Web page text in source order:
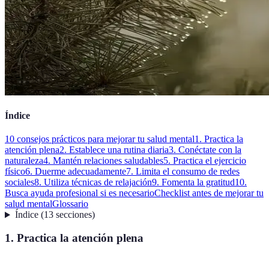
Índice
10 consejos prácticos para mejorar tu salud mental1. Practica la
atención plena2. Establece una rutina diaria3. Conéctate con la
naturaleza4. Mantén relaciones saludables5. Practica el ejercicio
físico6. Duerme adecuadamente7. Limita el consumo de redes
sociales8. Utiliza técnicas de relajación9. Fomenta la gratitud10.
Busca ayuda profesional si es necesarioChecklist antes de mejorar tu
salud mentalGlossario
Índice(13 secciones)
1. Practica la atención plena